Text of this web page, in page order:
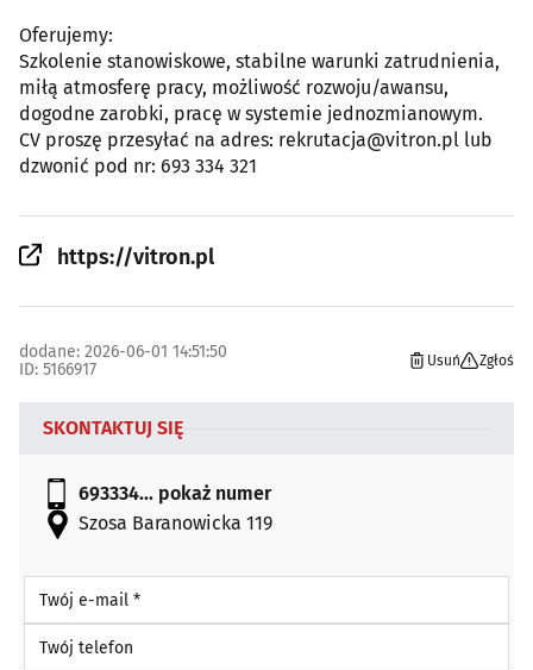
Oferujemy:
Szkolenie stanowiskowe, stabilne warunki zatrudnienia,
miłą atmosferę pracy, możliwość rozwoju/awansu,
dogodne zarobki, pracę w systemie jednozmianowym.
CV proszę przesyłać na adres: rekrutacja@vitron.pl lub
dzwonić pod nr: 693 334 321
https://vitron.pl
dodane: 2026-06-01 14:51:50
ID: 5166917
Usuń Zgłoś
SKONTAKTUJ SIĘ
693334... pokaż numer
Szosa Baranowicka 119
Twój e-mail *
Twój telefon